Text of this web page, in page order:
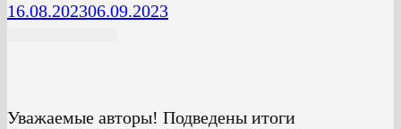
16.08.202306.09.2023
Уважаемые авторы! Подведены итоги